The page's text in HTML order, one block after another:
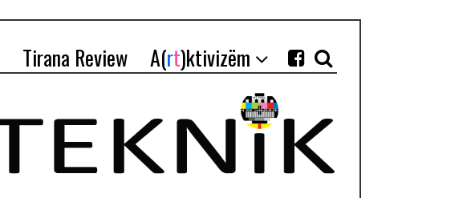
Tirana Review A(rt)ktivizëm